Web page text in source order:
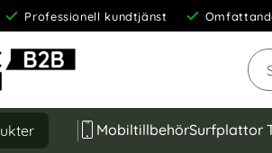
Professionell kundtjänst
Sök
MobiltillbehörSurfplattor